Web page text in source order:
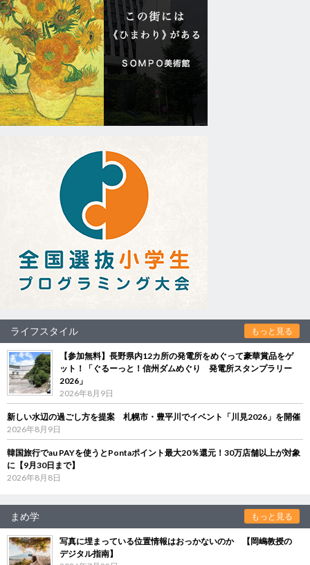
ライフスタイル もっと見る
【参加無料】長野県内12カ所の発電所をめぐって豪華賞品をゲ
ット！「ぐるーっと！信州ダムめぐり 発電所スタンプラリー
2026」
2026年8月9日
新しい水辺の過ごし方を提案 札幌市・豊平川でイベント「川見2026」を開催
2026年8月9日
韓国旅行でau PAYを使うとPontaポイント最大20％還元！30万店舗以上が対象
に【9月30日まで】
2026年8月8日
まめ学 もっと見る
写真に埋まっている位置情報はおっかないのか 【岡嶋教授の
デジタル指南】